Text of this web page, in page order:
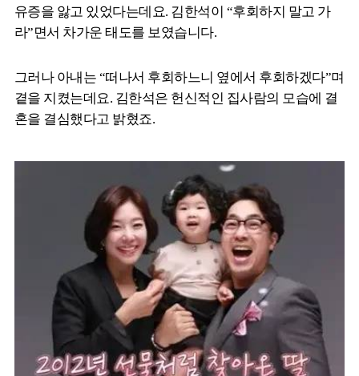
유증을 앓고 있었다는데요. 김한석이 “후회하지 말고 가
라”면서 차가운 태도를 보였습니다.
그러나 아내는 “떠나서 후회하느니 옆에서 후회하겠다”며
곁을 지켰는데요. 김한석은 헌신적인 집사람의 모습에 결
혼을 결심했다고 밝혔죠.